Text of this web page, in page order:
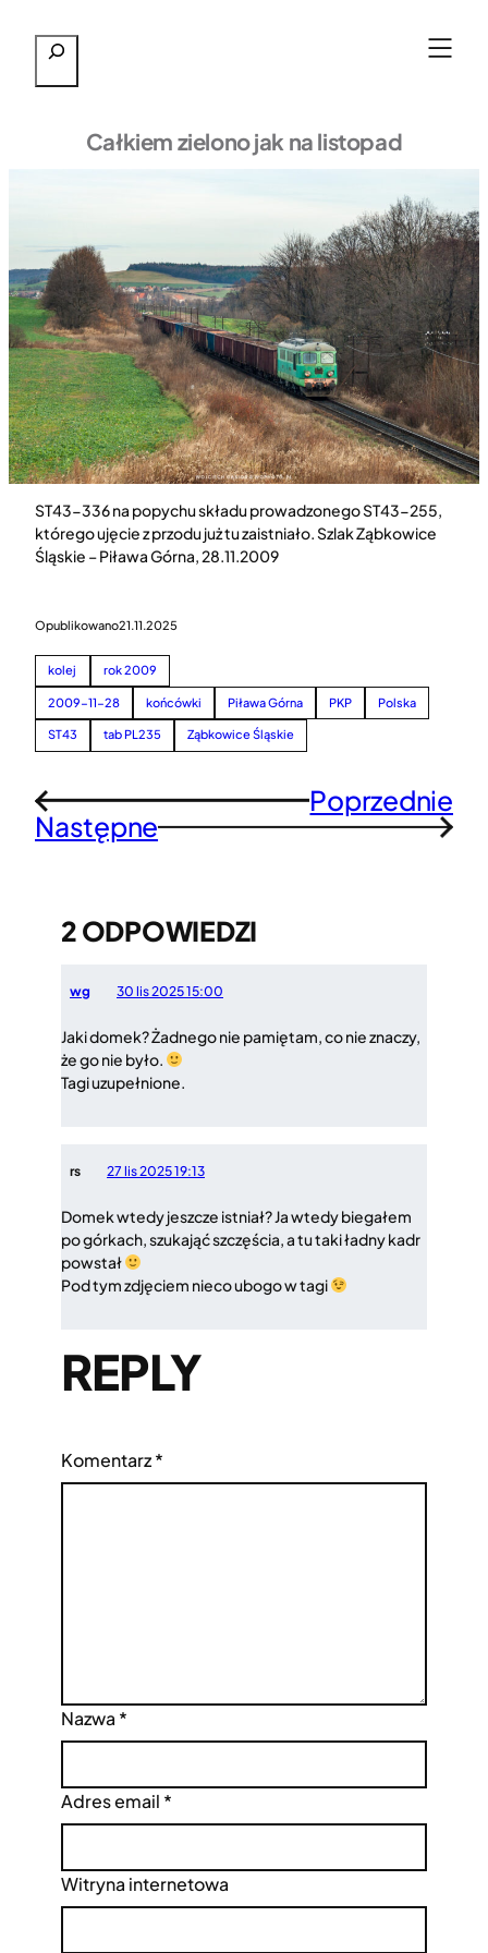
treści
Szukaj
Całkiem zielono jak na listopad
ST43-336 na popychu składu prowadzonego ST43-255,
którego ujęcie z przodu już tu zaistniało. Szlak Ząbkowice
Śląskie – Piława Górna, 28.11.2009
Opublikowano21.11.2025
kolej rok 2009
2009-11-28 końcówki Piława Górna PKP Polska
ST43 tab PL235 Ząbkowice Śląskie
← Poprzednie
Następne →
2 ODPOWIEDZI
wg 30 lis 2025 15:00
Jaki domek? Żadnego nie pamiętam, co nie znaczy,
że go nie było.
Tagi uzupełnione.
rs 27 lis 2025 19:13
Domek wtedy jeszcze istniał? Ja wtedy biegałem
po górkach, szukająć szczęścia, a tu taki ładny kadr
powstał
Pod tym zdjęciem nieco ubogo w tagi
REPLY
Komentarz*
Nazwa *
Adres email *
Witryna internetowa